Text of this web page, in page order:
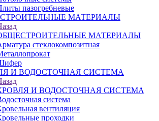
пазогребневые
МАТЕРИАЛЫ
МАТЕРИАЛЫ
стеклокомпозитная
И ВОДОСТОЧНАЯ СИСТЕМА
И ВОДОСТОЧНАЯ СИСТЕМА
система
вентиляция
проходки